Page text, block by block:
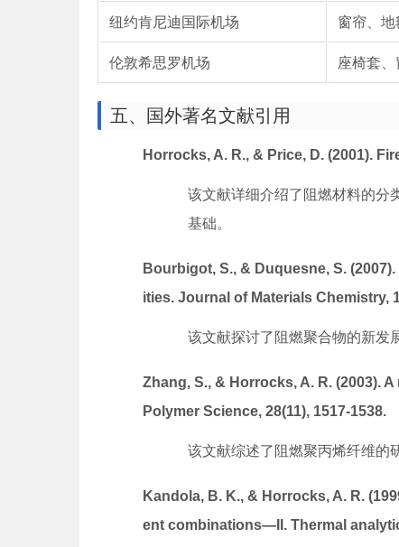
纽约肯尼迪国际机场 窗帘、地
伦敦希思罗机场 座椅套、
五、国外著名文献引用
Horrocks, A. R., & Price, D. (2001).
该文献详细介绍了阻燃材料的分
基础。
Bourbigot, S., & Duquesne, S.
ities. Journal of Materials Chemistry,
该文献探讨了阻燃聚合物的新发
Zhang, S., & Horrocks, A. R. (2003).
Polymer Science, 28(11), 1517-1538.
该文献综述了阻燃聚丙烯纤维的
Kandola, B. K., & Horrocks, A. R.
ent combinations—II. Thermal